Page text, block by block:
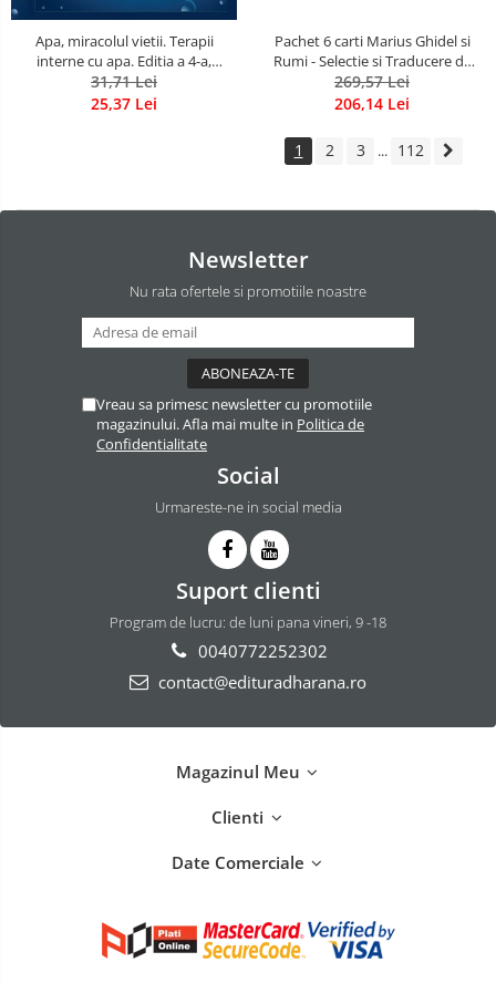
Apa, miracolul vietii. Terapii
interne cu apa. Editia a 4-a,
revizuita si adaugita.
31,71 Lei
25,37 Lei
Pachet 6 carti Marius Ghidel si
Rumi - Selectie si Traducere de
Marius Ghidel
269,57 Lei
206,14 Lei
1 2 3 ... 112
Newsletter
Nu rata ofertele si promotiile noastre
Vreau sa primesc newsletter cu promotiile
magazinului. Afla mai multe in Politica de
Confidentialitate
Social
Urmareste-ne in social media
Suport clienti
Program de lucru: de luni pana vineri, 9 -18
0040772252302
contact@edituradharana.ro
Magazinul Meu
Clienti
Date Comerciale